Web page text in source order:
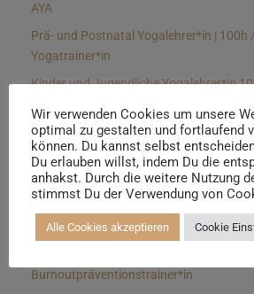
AYA
Prä- und Postnatal Yogalehrer*in | 100h
Yogatrainer*in
Kinder und Jugendliche Yogalehrer*in
Yin Yogalehrer*in | 100 h &
Hormon Yogalehrer*in /
Stressmanagementtrainer*in | 70h
Longevitytrainer*in
Burnoutpräventionstrainer*in
Wir verwenden Cookies um unsere
optimal zu gestalten und fortlaufend
können. Du kannst selbst
Du erlauben willst, indem Du die
anhakst. Durch die weitere Nutzung
stimmst Du der Verwendung von
Alle Cookies akzeptieren Cookie